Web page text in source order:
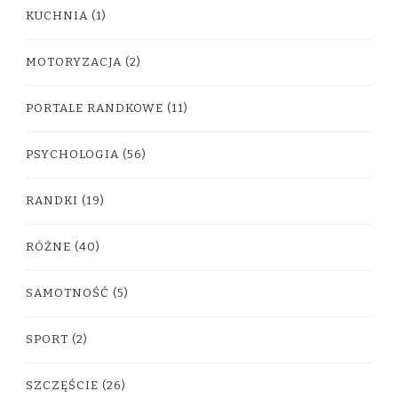
KUCHNIA (1)
MOTORYZACJA (2)
PORTALE RANDKOWE (11)
PSYCHOLOGIA (56)
RANDKI (19)
RÓŻNE (40)
SAMOTNOŚĆ (5)
SPORT (2)
SZCZĘŚCIE (26)